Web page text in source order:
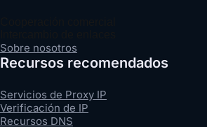
Sobre nosotros
Recursos recomendados
Servicios de Proxy IP
Verificación de IP
Recursos DNS